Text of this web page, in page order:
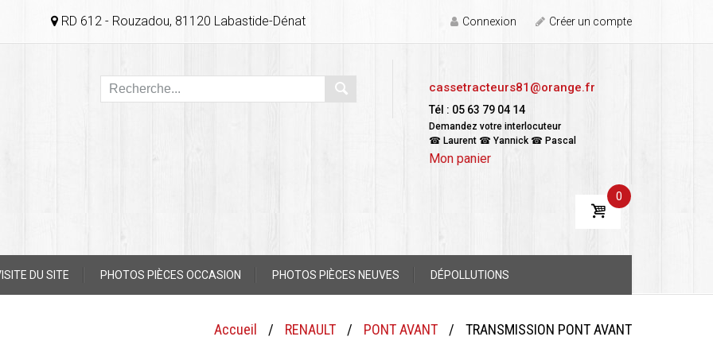
RD 612 - Rouzadou, 81120 Labastide-Dénat Connexion Créer un compte
cassetracteurs81@orange.fr
Tél : 05 63 79 04 14
Demandez votre interlocuteur
☎ Laurent ☎ Yannick ☎ Pascal
Mon panier
0
DU SITE PHOTOS PIÈCES OCCASION PHOTOS PIÈCES NEUVES DÉPOLLUTIONS
Accueil / RENAULT / PONT AVANT / TRANSMISSION PONT AVANT